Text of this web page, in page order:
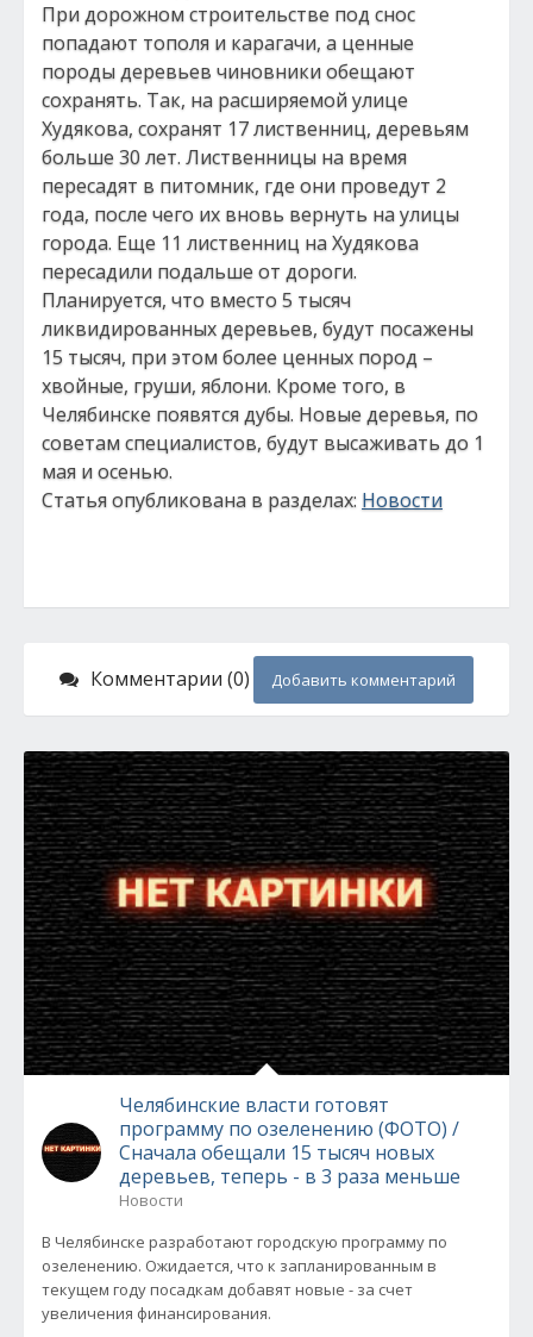
При дорожном строительстве под снос
попадают тополя и карагачи, а ценные
породы деревьев чиновники обещают
сохранять. Так, на расширяемой улице
Худякова, сохранят 17 лиственниц, деревьям
больше 30 лет. Лиственницы на время
пересадят в питомник, где они проведут 2
года, после чего их вновь вернуть на улицы
города. Еще 11 лиственниц на Худякова
пересадили подальше от дороги.
Планируется, что вместо 5 тысяч
ликвидированных деревьев, будут посажены
15 тысяч, при этом более ценных пород –
хвойные, груши, яблони. Кроме того, в
Челябинске появятся дубы. Новые деревья, по
советам специалистов, будут высаживать до 1
мая и осенью.
Статья опубликована в разделах: Новости
Комментарии (0) Добавить комментарий
Челябинские власти готовят
программу по озеленению (ФОТО) /
Сначала обещали 15 тысяч новых
деревьев, теперь - в 3 раза меньше
Новости
В Челябинске разработают городскую программу по
озеленению. Ожидается, что к запланированным в
текущем году посадкам добавят новые - за счет
увеличения финансирования.